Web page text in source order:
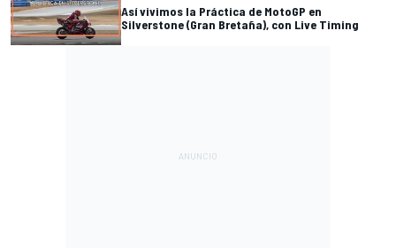
Así vivimos la Práctica de MotoGP en
Silverstone (Gran Bretaña), con Live Timing